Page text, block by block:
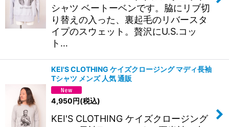
シャツ ベートーベンです。脇にリブ切
り替えの入った、裏起毛のリバースタ
イプのスウェット。贅沢にU.S.コッ
ト…
KEI'S CLOTHING ケイズクロージング マディ長袖
Tシャツ メンズ 人気 通販
4,950円(税込)
KEI'S CLOTHING ケイズクロージング